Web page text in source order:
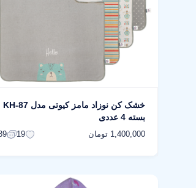
خشک کن نوزاد مامز کیوتی مدل KH-87
بسته 4 عددی
1,400,000 تومان 19